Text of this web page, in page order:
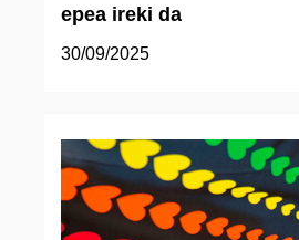
epea ireki da
30/09/2025